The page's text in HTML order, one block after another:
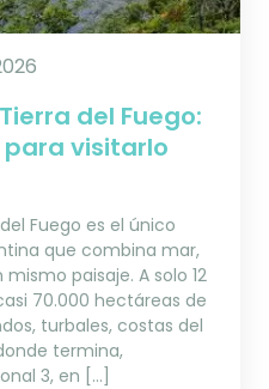
del Fuego:
visitarlo
Fuego es el único
que combina mar,
paisaje. A solo 12
70.000 hectáreas de
turbales, costas del
termina,
3, en […]